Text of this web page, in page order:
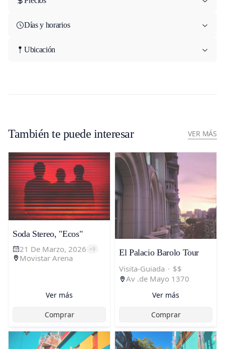
Días y horarios
Ubicación
También te puede interesar VER MÁS
Soda Stereo, "Ecos"
21 De Marzo, 2026 +9
Movistar Arena
Ver más
Comprar
El Palacio Barolo Tour
Visita-Guiada · $$
Av .de Mayo 1370
Ver más
Comprar